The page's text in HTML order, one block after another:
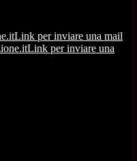
Link per inviare una mail
Link per inviare una